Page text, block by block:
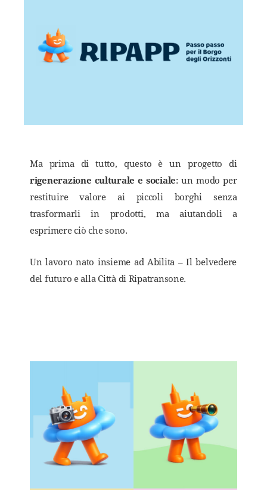
Ma prima di tutto, questo è un progetto di
rigenerazione culturale e sociale: un modo per
restituire valore ai piccoli borghi senza
trasformarli in prodotti, ma aiutandoli a
esprimere ciò che sono.
Un lavoro nato insieme ad Abilita – Il belvedere
del futuro e alla Città di Ripatransone.